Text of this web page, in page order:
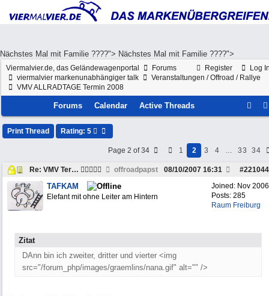
Nächstes Mal mit Familie ????"> Nächstes Mal mit Familie ????">
Register Log
Viermalvier.de, das Geländewagenportal
Forums
viermalvier markenunabhängiger talk
Veranstaltungen / Offroad / Rallye
VMV ALLRADTAGE Termin 2008
Forums Calendar Active Threads
Print Thread Rating: 5
Page 2 of 34 1 2 3 4 … 33 34
Re: VMV Termin 2008 offroadpapst #221044
08/10/2007 16:31
Joined: Nov 2006
Posts: 285
Raum Freiburg
TAFKAM
Elefant mit ohne Leiter am Hintern
Zitat
DAnn bin ich zweiter, dritter und vierter <img
src="/forum_php/images/graemlins/nana.gif" alt="" />